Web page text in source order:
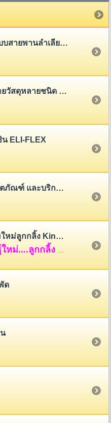
Conveyor System Inspection)
ายชนิด - หลายขนาด
ELI-FLEX
บริการของสายพานไทย
(HDPE Rollers Innovation)
ลูกกลิ้งสายพันธุ์ใหม่....ลูกกลิ้ง HDPE
ด